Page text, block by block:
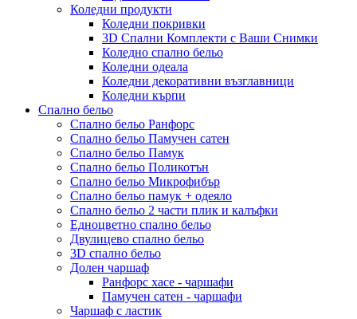
Коледни продукти
Коледни покривки
3D Спални Комплекти с Ваши Снимки
Коледно спално бельо
Коледни одеала
Коледни декоративни възглавници
Коледни кърпи
Спално бельо
Спално бельо Ранфорс
Спално бельо Памучен сатен
Спално бельо Памук
Спално бельо Поликотън
Спално бельо Микрофибър
Спално бельо памук + одеяло
Спално бельо 2 части плик и калъфки
Eдноцветно спално бельо
Двулицево спално бельо
3D спално бельо
Долен чаршаф
Ранфорс хасе - чаршафи
Памучен сатен - чаршафи
Чаршаф с ластик